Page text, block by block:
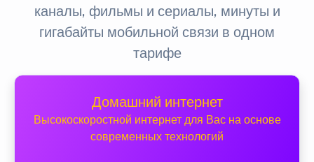
каналы, фильмы и сериалы, минуты и
гигабайты мобильной связи в одном
тарифе
Домашний интернет
Высокоскоростной интернет для Вас на основе
современных технологий